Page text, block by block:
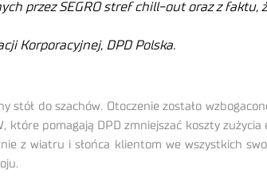
przez SEGRO stref chill-out oraz z
Korporacyjnej, DPD Polska.
do szachów. Otoczenie zostało
pomagają DPD zmniejszać koszty
z wiatru i słońca klientom we wszystkich